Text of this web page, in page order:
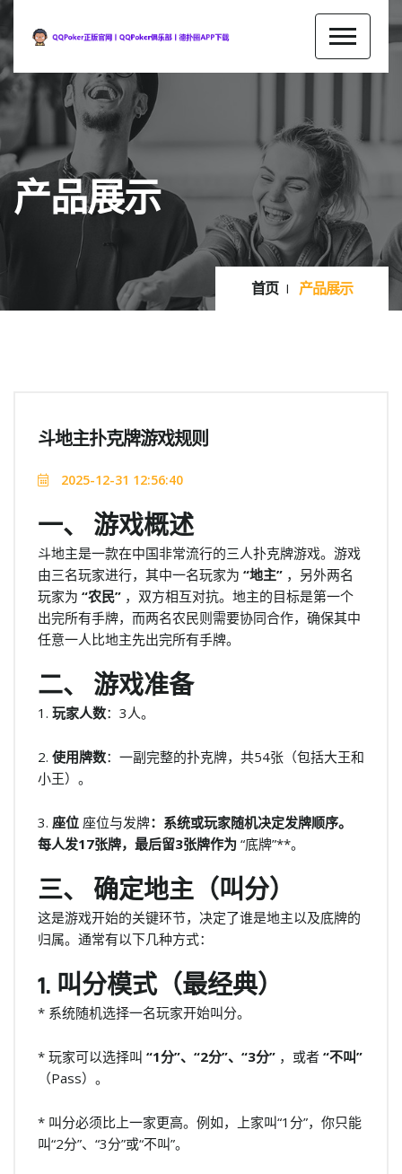
产品展示
首页 产品展示
斗地主扑克牌游戏规则
2025-12-31 12:56:40
一、 游戏概述
斗地主是一款在中国非常流行的三人扑克牌游戏。游戏
由三名玩家进行，其中一名玩家为 “地主” ，另外两名
玩家为 “农民” ，双方相互对抗。地主的目标是第一个
出完所有手牌，而两名农民则需要协同合作，确保其中
任意一人比地主先出完所有手牌。
二、 游戏准备
1. 玩家人数：3人。
2. 使用牌数：一副完整的扑克牌，共54张（包括大王和
小王）。
3. 座位 座位与发牌：系统或玩家随机决定发牌顺序。
每人发17张牌，最后留3张牌作为 “底牌”**。
三、 确定地主（叫分）
这是游戏开始的关键环节，决定了谁是地主以及底牌的
归属。通常有以下几种方式：
1. 叫分模式（最经典）
* 系统随机选择一名玩家开始叫分。
* 玩家可以选择叫 “1分”、“2分”、“3分” ，或者 “不叫”
（Pass）。
* 叫分必须比上一家更高。例如，上家叫“1分”，你只能
叫“2分”、“3分”或“不叫”。